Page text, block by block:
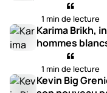
1 min de lecture
Karima Brikh,
hommes
1 min de lecture
Kevin Big